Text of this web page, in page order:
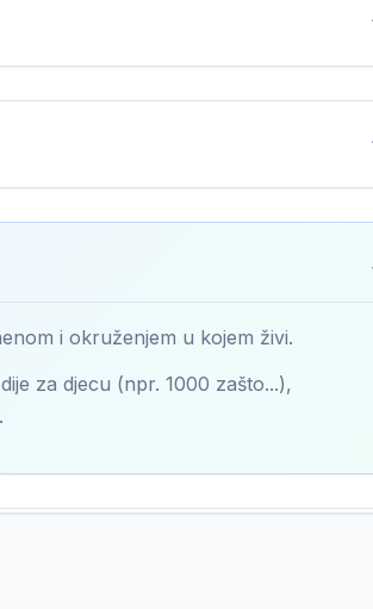
i okruženjem u kojem živi.
za djecu (npr. 1000 zašto...),